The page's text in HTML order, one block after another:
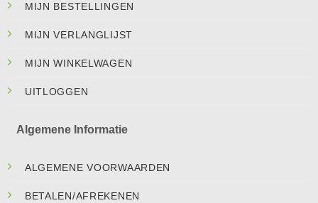
MIJN BESTELLINGEN
MIJN VERLANGLIJST
MIJN WINKELWAGEN
UITLOGGEN
Algemene Informatie
ALGEMENE VOORWAARDEN
BETALEN/AFREKENEN